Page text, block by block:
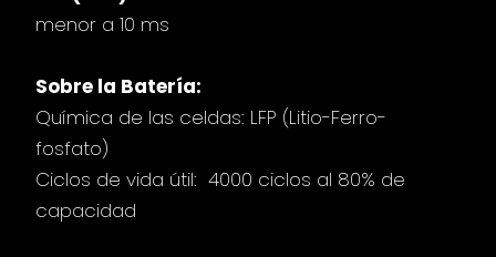
menor a 10 ms
Sobre la Batería:
Química de las celdas: LFP (Litio-Ferro-
fosfato)
Ciclos de vida útil: 4000 ciclos al 80% de
capacidad